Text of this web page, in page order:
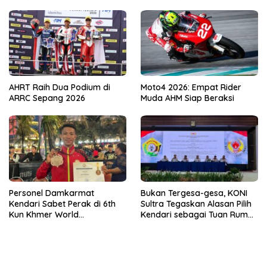
AHRT Raih Dua Podium di
ARRC Sepang 2026
Moto4 2026: Empat Rider
Muda AHM Siap Beraksi
Personel Damkarmat
Kendari Sabet Perak di 6th
Kun Khmer World
Bukan Tergesa-gesa, KONI
Sultra Tegaskan Alasan Pilih
Kendari sebagai Tuan Rumah